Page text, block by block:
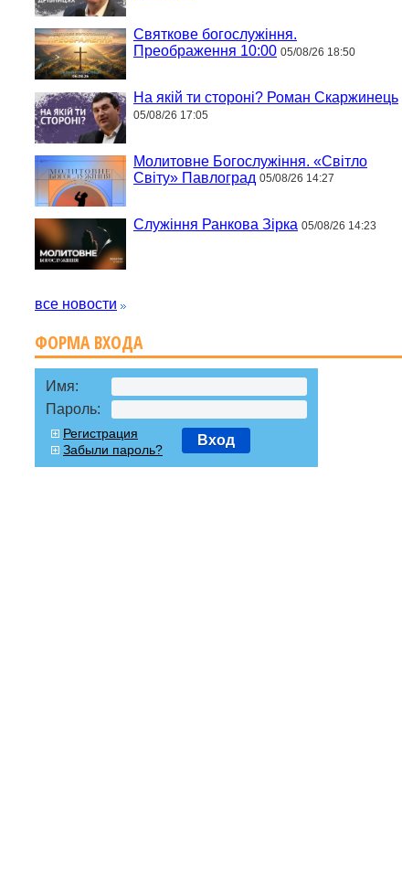
Святкове богослужіння.
Преображення 10:00 05/08/26 18:50
На якій ти стороні? Роман Скаржинець
05/08/26 17:05
Молитовне Богослужіння. «Світло
Світу» Павлоград 05/08/26 14:27
Служіння Ранкова Зірка 05/08/26 14:23
все новости
ФОРМА ВХОДА
Имя:
Пароль:
Регистрация
Забыли пароль?
Вход